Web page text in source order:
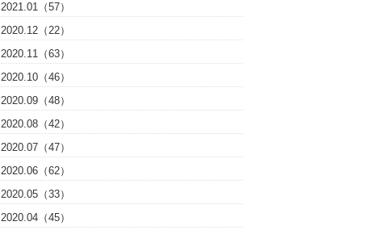
2021.01（57）
2020.12（22）
2020.11（63）
2020.10（46）
2020.09（48）
2020.08（42）
2020.07（47）
2020.06（62）
2020.05（33）
2020.04（45）